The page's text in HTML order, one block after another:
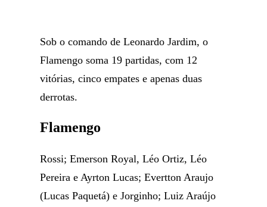
Sob o comando de Leonardo Jardim, o
Flamengo soma 19 partidas, com 12
vitórias, cinco empates e apenas duas
derrotas.
Flamengo
Rossi; Emerson Royal, Léo Ortiz, Léo
Pereira e Ayrton Lucas; Evertton Araujo
(Lucas Paquetá) e Jorginho; Luiz Araújo